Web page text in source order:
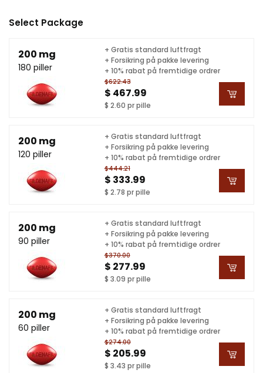
Select Package
200 mg
180 piller
$622.43
$ 467.99
$ 2.60 pr pille
+ Gratis standard luftfragt
+ Forsikring på pakke levering
+ 10% rabat på fremtidige ordrer
200 mg
120 piller
$444.21
$ 333.99
$ 2.78 pr pille
+ Gratis standard luftfragt
+ Forsikring på pakke levering
+ 10% rabat på fremtidige ordrer
200 mg
90 piller
$370.00
$ 277.99
$ 3.09 pr pille
+ Gratis standard luftfragt
+ Forsikring på pakke levering
+ 10% rabat på fremtidige ordrer
200 mg
60 piller
$274.00
$ 205.99
$ 3.43 pr pille
+ Gratis standard luftfragt
+ Forsikring på pakke levering
+ 10% rabat på fremtidige ordrer